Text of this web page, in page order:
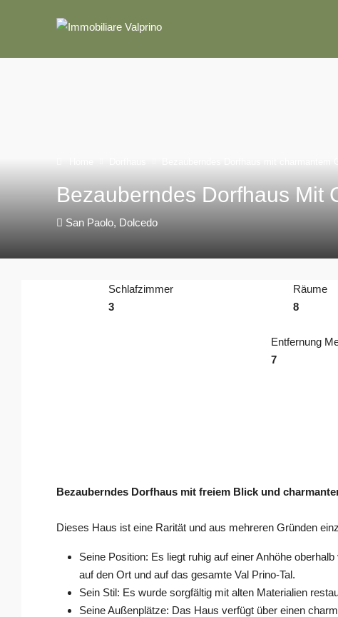
Bezauberndes Dorfhaus Mit
San Paolo, Dolcedo
Schlafzimmer
3
Räume
8
Entfernung
7
Bezauberndes Dorfhaus mit freiem Blick und
Dieses Haus ist eine Rarität und aus mehreren Gründen
Seine Position: Es liegt ruhig auf einer Anhöhe
auf den Ort und auf das gesamte Val Prino-Tal.
Sein Stil: Es wurde sorgfältig mit alten Materialien
Seine Außenplätze: Das Haus verfügt über einen